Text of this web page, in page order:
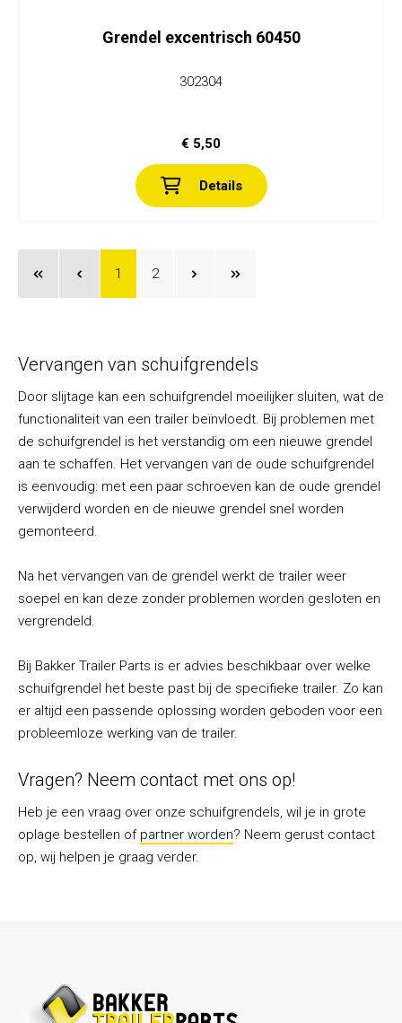
Grendel excentrisch 60450
302304
€ 5,50
Details
1 2
Vervangen van schuifgrendels
Door slijtage kan een schuifgrendel moeilijker sluiten, wat de
functionaliteit van een trailer beïnvloedt. Bij problemen met
de schuifgrendel is het verstandig om een nieuwe grendel
aan te schaffen. Het vervangen van de oude schuifgrendel
is eenvoudig: met een paar schroeven kan de oude grendel
verwijderd worden en de nieuwe grendel snel worden
gemonteerd.
Na het vervangen van de grendel werkt de trailer weer
soepel en kan deze zonder problemen worden gesloten en
vergrendeld.
Bij Bakker Trailer Parts is er advies beschikbaar over welke
schuifgrendel het beste past bij de specifieke trailer. Zo kan
er altijd een passende oplossing worden geboden voor een
probleemloze werking van de trailer.
Vragen? Neem contact met ons op!
Heb je een vraag over onze schuifgrendels, wil je in grote
oplage bestellen of partner worden? Neem gerust contact
op, wij helpen je graag verder.